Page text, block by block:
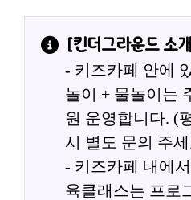
[킨더그라운드 소
- 키즈카페 안에
놀이 + 물놀이는
원 운영합니다. (
시 별도 문의 주
- 키즈카페 내에
육클래스는 프로